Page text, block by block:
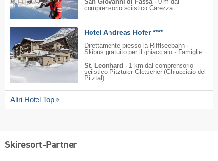
San Giovanni di Fassa· 0 m dal
comprensorio sciistico Carezza
Hotel Andreas Hofer ****
Direttamente presso la Rifflseebahn ·
Skibus gratuito per il ghiacciaio · Famiglie
St. Leonhard · 1 km dal comprensorio
sciistico Pitztaler Gletscher (Ghiacciaio del
Pitztal)
Altri Hotel Top
Skiresort-Partner